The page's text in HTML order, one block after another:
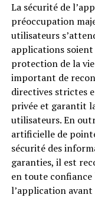
La sécurité de
préoccupation
utilisateurs
applications soient
protection de la
important de
directives strictes
privée et garantit
utilisateurs. En
artificielle de
sécurité des
garanties, il est
en toute
l’application avant